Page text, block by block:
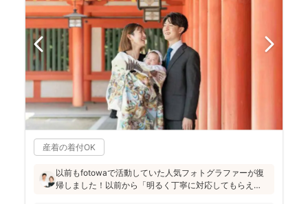
産着の着付OK
以前もfotowaで活動していた人気フォトグラファーが復
帰しました！以前から「明るく丁寧に対応してもらえ